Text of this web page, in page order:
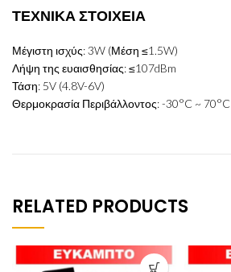
ΤΕΧΝΙΚΑ ΣΤΟΙΧΕΙΑ
Μέγιστη ισχύς: 3W (Μέση ≤1.5W)
Λήψη της ευαισθησίας: ≤107dBm
Τάση: 5V (4.8V-6V)
Θερμοκρασία Περιβάλλοντος: -30°C ~ 70°C
RELATED PRODUCTS